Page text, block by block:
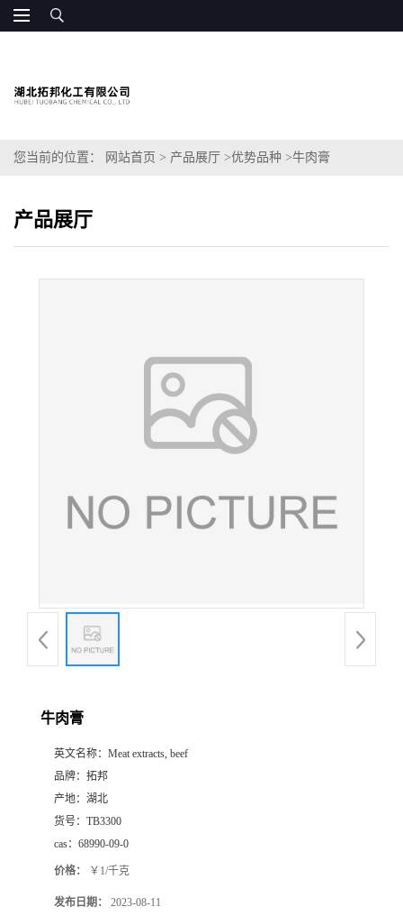
您当前的位置： 网站首页 > 产品展厅 >优势品种 >牛肉膏
产品展厅
牛肉膏
英文名称： Meat extracts, beef
品牌： 拓邦
产地： 湖北
货号： TB3300
cas： 68990-09-0
价格： ￥1/千克
发布日期： 2023-08-11